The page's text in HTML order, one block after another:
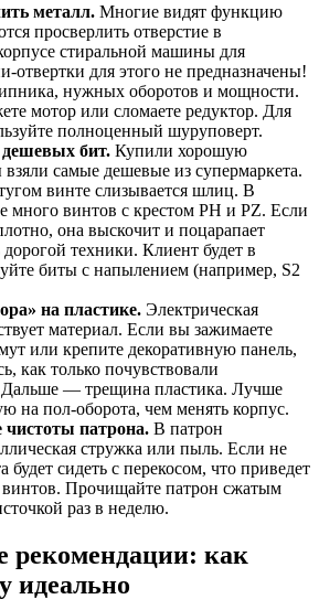
металл. Многие видят функцию
просверлить отверстие в
стиральной машины для
отвертки для этого не предназначены!
нужных оборотов и мощности.
мотор или сломаете редуктор. Для
полноценный шуруповерт.
дешевых бит. Купили хорошую
взяли самые дешевые из супермаркета.
винте слизывается шлиц. В
много винтов с крестом PH и PZ. Если
она выскочит и поцарапает
техники. Клиент будет в
биты с напылением (например, S2
на пластике. Электрическая
материал. Если вы зажимаете
или крепите декоративную панель,
как только почувствовали
Дальше — трещина пластика. Лучше
на пол-оборота, чем менять корпус.
чистоты патрона. В патрон
стружка или пыль. Если не
будет сидеть с перекосом, что приведет
Прочищайте патрон сжатым
раз в неделю.
рекомендации: как
идеально